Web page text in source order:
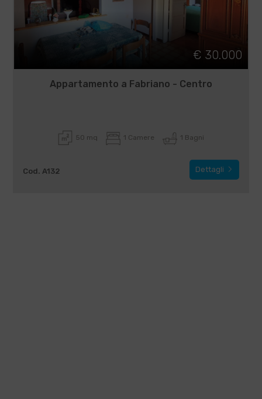
€ 30.000
Appartamento a Fabriano - Centro
50 mq 1 Camere 1 Bagni
Cod. A132 Dettagli